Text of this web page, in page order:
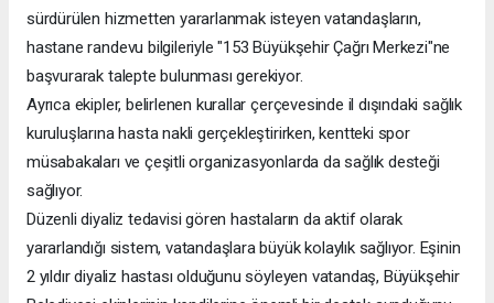
sürdürülen hizmetten yararlanmak isteyen vatandaşların,
hastane randevu bilgileriyle "153 Büyükşehir Çağrı Merkezi"ne
başvurarak talepte bulunması gerekiyor.
Ayrıca ekipler, belirlenen kurallar çerçevesinde il dışındaki sağlık
kuruluşlarına hasta nakli gerçekleştirirken, kentteki spor
müsabakaları ve çeşitli organizasyonlarda da sağlık desteği
sağlıyor.
Düzenli diyaliz tedavisi gören hastaların da aktif olarak
yararlandığı sistem, vatandaşlara büyük kolaylık sağlıyor. Eşinin
2 yıldır diyaliz hastası olduğunu söyleyen vatandaş, Büyükşehir